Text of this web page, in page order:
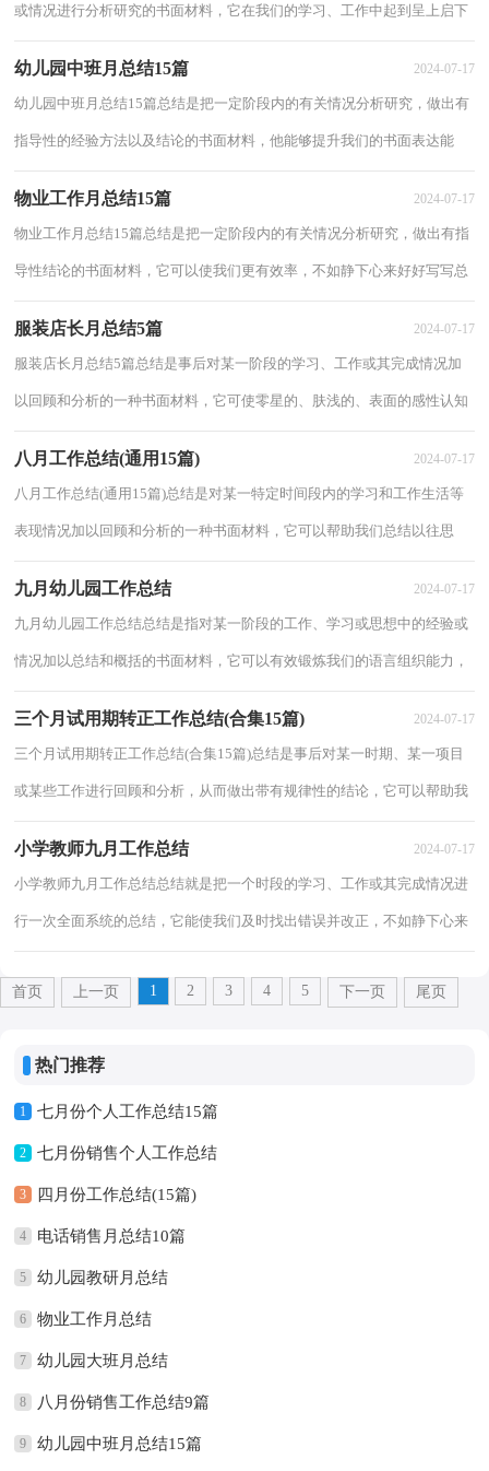
或情况进行分析研究的书面材料，它在我们的学习、工作中起到呈上启下
的作用，让我们好好写一份总结吧。你想...
幼儿园中班月总结15篇 2024-07-17
幼儿园中班月总结15篇总结是把一定阶段内的有关情况分析研究，做出有
指导性的经验方法以及结论的书面材料，他能够提升我们的书面表达能
力，因此我们需要回头归纳，写一份总结了。那...
物业工作月总结15篇 2024-07-17
物业工作月总结15篇总结是把一定阶段内的有关情况分析研究，做出有指
导性结论的书面材料，它可以使我们更有效率，不如静下心来好好写写总
结吧。总结怎么写才不会千篇一律呢？下面是...
服装店长月总结5篇 2024-07-17
服装店长月总结5篇总结是事后对某一阶段的学习、工作或其完成情况加
以回顾和分析的一种书面材料，它可使零星的、肤浅的、表面的感性认知
上升到全面的、系统的、本质的理性认...
八月工作总结(通用15篇) 2024-07-17
八月工作总结(通用15篇)总结是对某一特定时间段内的学习和工作生活等
表现情况加以回顾和分析的一种书面材料，它可以帮助我们总结以往思
想，发扬成绩，因此好好准备一份总结吧。总...
九月幼儿园工作总结 2024-07-17
九月幼儿园工作总结总结是指对某一阶段的工作、学习或思想中的经验或
情况加以总结和概括的书面材料，它可以有效锻炼我们的语言组织能力，
让我们抽出时间写写总结吧。那么你真的...
三个月试用期转正工作总结(合集15篇) 2024-07-17
三个月试用期转正工作总结(合集15篇)总结是事后对某一时期、某一项目
或某些工作进行回顾和分析，从而做出带有规律性的结论，它可以帮助我
们有寻找学习和工作中的规律，不妨让我们...
小学教师九月工作总结 2024-07-17
小学教师九月工作总结总结就是把一个时段的学习、工作或其完成情况进
行一次全面系统的总结，它能使我们及时找出错误并改正，不如静下心来
好好写写总结吧。但是却发现不知道该写...
首页 上一页 1 2 3 4 5 下一页 尾页
热门推荐
1 七月份个人工作总结15篇
2 七月份销售个人工作总结
3 四月份工作总结(15篇)
4 电话销售月总结10篇
5 幼儿园教研月总结
6 物业工作月总结
7 幼儿园大班月总结
8 八月份销售工作总结9篇
9 幼儿园中班月总结15篇